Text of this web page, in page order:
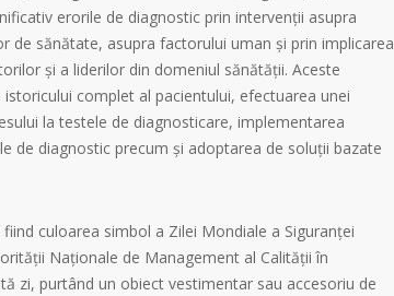
erorile de diagnostic prin intervenții asupra
de sănătate, asupra factorului uman și prin implicarea
și a liderilor din domeniul sănătății. Aceste
complet al pacientului, efectuarea unei
la testele de diagnosticare, implementarea
de diagnostic precum și adoptarea de soluții bazate
culoarea simbol a Zilei Mondiale a Siguranței
Naționale de Management al Calității în
zi, purtând un obiect vestimentar sau accesoriu de